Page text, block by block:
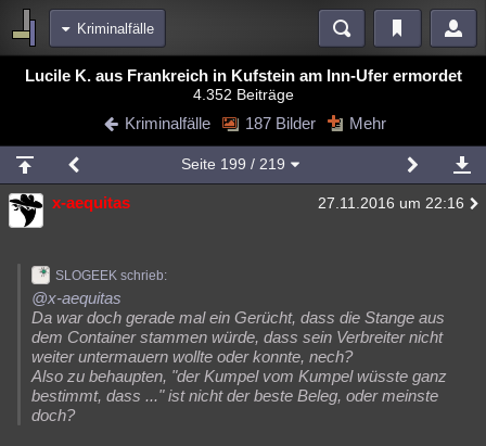
Kriminalfälle
Bereiche
Blogs Videos
Chat Wiki Neuigkeiten
meine Rubriken
Menschen Wissenschaft Mystery Kriminalfälle
Natur Umfragen
weitere Rubriken
Philosophie Träume Orte Esoterik Literatur
Astronomie Helpdesk Gruppen Gaming Filme
Lucile K. aus Frankreich in Kufstein am Inn-Ufer ermordet
4.352 Beiträge
Kriminalfälle 187 Bilder Mehr
Seite 199 / 219
x-aequitas 27.11.2016 um 22:16
SLOGEEK schrieb:
@x-aequitas
Da war doch gerade mal ein Gerücht, dass die Stange aus
dem Container stammen würde, dass sein Verbreiter nicht
weiter untermauern wollte oder konnte, nech?
Also zu behaupten, "der Kumpel vom Kumpel wüsste ganz
bestimmt, dass ..." ist nicht der beste Beleg, oder meinste
doch?